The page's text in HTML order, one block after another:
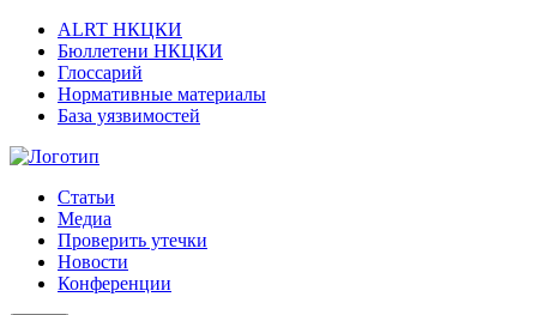
ALRT НКЦКИ
Бюллетени НКЦКИ
Глоссарий
Нормативные материалы
База уязвимостей
Статьи
Медиа
Проверить утечки
Новости
Конференции